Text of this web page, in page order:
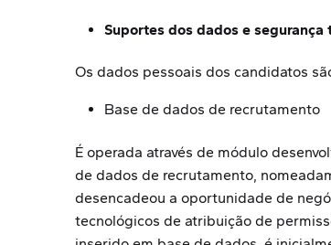
Suportes dos dados e segurança
Os dados pessoais dos candidatos
Base de dados de recrutamento
É operada através de módulo
de dados de recrutamento,
desencadeou a oportunidade de
tecnológicos de atribuição de